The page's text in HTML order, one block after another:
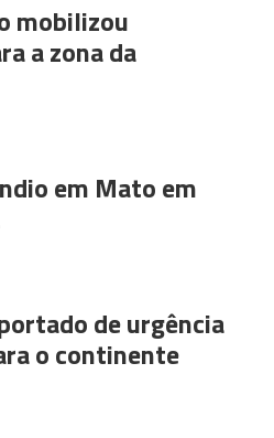
mobilizou
a zona da
em Mato em
de urgência
o continente